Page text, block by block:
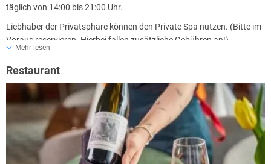
täglich von 14:00 bis 21:00 Uhr.
Liebhaber der Privatsphäre können den Private Spa nutzen. (Bitte im
Voraus reservieren. Hierbei fallen zusätzliche Gebühren an!)
Warmes Entspannungsbecken für 8 Personen
Kaltes Abkühlungsbecken
Kneipp-Gang
Finnische Sauna
Dampfsauna
Erlebnisduschen
Mehr lesen
Restaurant